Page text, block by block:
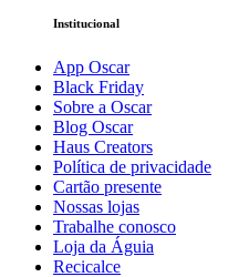
Institucional
App Oscar
Black Friday
Sobre a Oscar
Blog Oscar
Haus Creators
Política de privacidade
Cartão presente
Nossas lojas
Trabalhe conosco
Loja da Águia
Recicalce